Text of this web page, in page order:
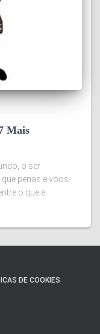
Mais
o ser
penas e voos.
o que é
DE COOKIES